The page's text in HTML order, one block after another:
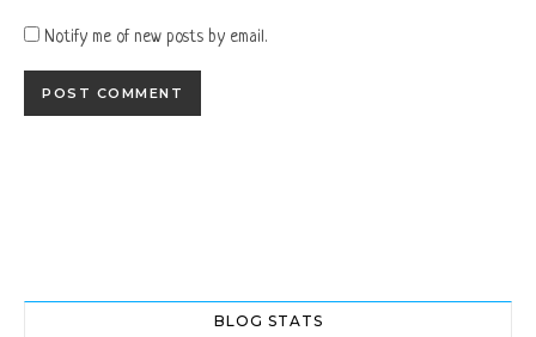
Notify me of new posts by email.
BLOG STATS